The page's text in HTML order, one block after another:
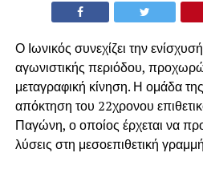
Ο Ιωνικός συνεχίζει την
αγωνιστικής περιόδου,
μεταγραφική κίνηση. Η ομάδα
απόκτηση του 22χρονου
Παγώνη, ο οποίος έρχεται να
λύσεις στη μεσοεπιθετική